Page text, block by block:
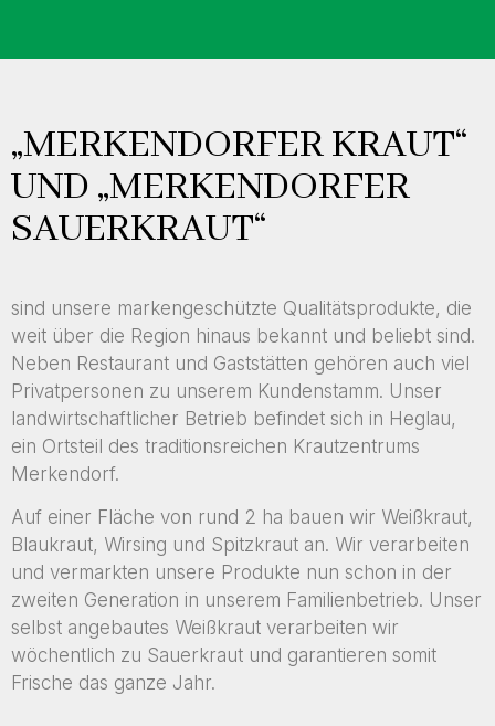
„MERKENDORFER KRAUT“
UND „MERKENDORFER
SAUERKRAUT“
sind unsere markengeschützte Qualitätsprodukte, die
weit über die Region hinaus bekannt und beliebt sind.
Neben Restaurant und Gaststätten gehören auch viel
Privatpersonen zu unserem Kundenstamm. Unser
landwirtschaftlicher Betrieb befindet sich in Heglau,
ein Ortsteil des traditionsreichen Krautzentrums
Merkendorf.
Auf einer Fläche von rund 2 ha bauen wir Weißkraut,
Blaukraut, Wirsing und Spitzkraut an. Wir verarbeiten
und vermarkten unsere Produkte nun schon in der
zweiten Generation in unserem Familienbetrieb. Unser
selbst angebautes Weißkraut verarbeiten wir
wöchentlich zu Sauerkraut und garantieren somit
Frische das ganze Jahr.